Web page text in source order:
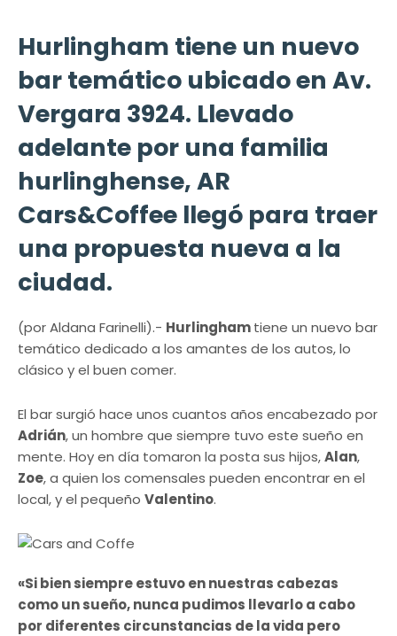
Hurlingham tiene un nuevo
bar temático ubicado en Av.
Vergara 3924. Llevado
adelante por una familia
hurlinghense, AR
Cars&Coffee llegó para traer
una propuesta nueva a la
ciudad.
(por Aldana Farinelli).- Hurlinghamtiene un nuevo bar
temático dedicado a los amantes de los autos, lo
clásico y el buen comer.
El bar surgió hace unos cuantos años encabezado por
Adrián, un hombre que siempre tuvo este sueño en
mente. Hoy en día tomaron la posta sus hijos,Alan,
Zoe, a quien los comensales pueden encontrar en el
local, y el pequeño Valentino.
«Si bien siempre estuvo en nuestras cabezas
como un sueño, nunca pudimos llevarlo a cabo
por diferentes circunstancias de la vida pero